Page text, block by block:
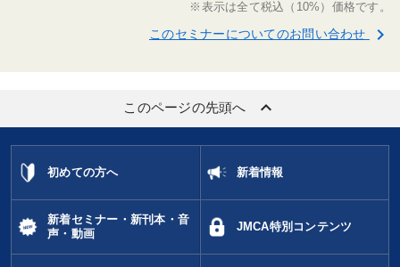
※表示は全て税込（10%）価格です。
このセミナーについてのお問い合わせ keyboard_arrow_right
このページの先頭へ keyboard_arrow_up
初めての方へ 新着情報
新着セミナー・新刊本・音
声・動画
JMCA特別コンテンツ